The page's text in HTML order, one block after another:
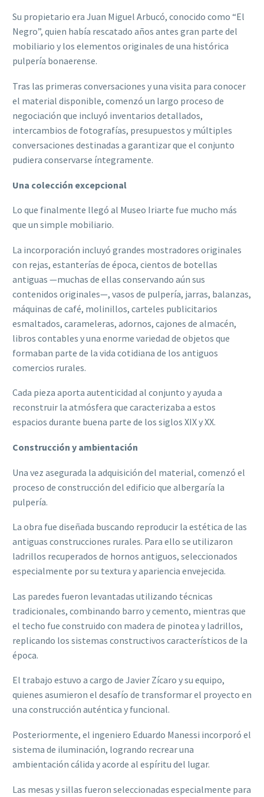
Su propietario era Juan Miguel Arbucó, conocido como “El
Negro”, quien había rescatado años antes gran parte del
mobiliario y los elementos originales de una histórica
pulpería bonaerense.
Tras las primeras conversaciones y una visita para conocer
el material disponible, comenzó un largo proceso de
negociación que incluyó inventarios detallados,
intercambios de fotografías, presupuestos y múltiples
conversaciones destinadas a garantizar que el conjunto
pudiera conservarse íntegramente.
Una colección excepcional
Lo que finalmente llegó al Museo Iriarte fue mucho más
que un simple mobiliario.
La incorporación incluyó grandes mostradores originales
con rejas, estanterías de época, cientos de botellas
antiguas —muchas de ellas conservando aún sus
contenidos originales—, vasos de pulpería, jarras, balanzas,
máquinas de café, molinillos, carteles publicitarios
esmaltados, carameleras, adornos, cajones de almacén,
libros contables y una enorme variedad de objetos que
formaban parte de la vida cotidiana de los antiguos
comercios rurales.
Cada pieza aporta autenticidad al conjunto y ayuda a
reconstruir la atmósfera que caracterizaba a estos
espacios durante buena parte de los siglos XIX y XX.
Construcción y ambientación
Una vez asegurada la adquisición del material, comenzó el
proceso de construcción del edificio que albergaría la
pulpería.
La obra fue diseñada buscando reproducir la estética de las
antiguas construcciones rurales. Para ello se utilizaron
ladrillos recuperados de hornos antiguos, seleccionados
especialmente por su textura y apariencia envejecida.
Las paredes fueron levantadas utilizando técnicas
tradicionales, combinando barro y cemento, mientras que
el techo fue construido con madera de pinotea y ladrillos,
replicando los sistemas constructivos característicos de la
época.
El trabajo estuvo a cargo de Javier Zícaro y su equipo,
quienes asumieron el desafío de transformar el proyecto en
una construcción auténtica y funcional.
Posteriormente, el ingeniero Eduardo Manessi incorporó el
sistema de iluminación, logrando recrear una
ambientación cálida y acorde al espíritu del lugar.
Las mesas y sillas fueron seleccionadas especialmente para